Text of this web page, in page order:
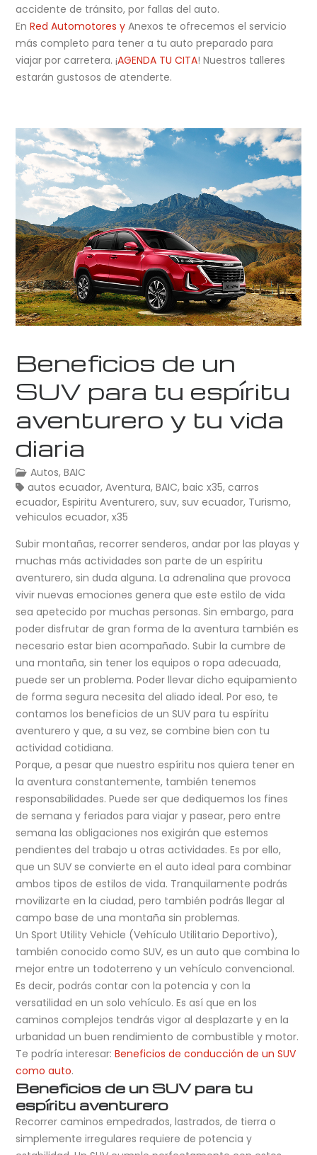
accidente de tránsito, por fallas del auto.
EnRed Automotores y Anexos te ofrecemos el servicio
más completo para tener a tu auto preparado para
viajar por carretera. ¡AGENDA TU CITA! Nuestros talleres
estarán gustosos de atenderte.
Beneficios de un
SUV para tu espíritu
aventurero y tu vida
diaria
Autos,BAIC
autos ecuador,Aventura,BAIC,baic x35,carros
ecuador,Espiritu Aventurero,suv,suv ecuador, Turismo,
vehiculos ecuador,x35
Subir montañas, recorrer senderos, andar por las playas y
muchas más actividades son parte de un espíritu
aventurero, sin duda alguna. La adrenalina que provoca
vivir nuevas emociones genera que este estilo de vida
sea apetecido por muchas personas. Sin embargo, para
poder disfrutar de gran forma de la aventura también es
necesario estar bien acompañado. Subir la cumbre de
una montaña, sin tener los equipos o ropa adecuada,
puede ser un problema. Poder llevar dicho equipamiento
de forma segura necesita del aliado ideal. Por eso, te
contamos los beneficios de un SUV para tu espíritu
aventurero y que, a su vez, se combine bien con tu
actividad cotidiana.
Porque, a pesar que nuestro espíritu nos quiera tener en
la aventura constantemente, también tenemos
responsabilidades. Puede ser que dediquemos los fines
de semana y feriados para viajar y pasear, pero entre
semana las obligaciones nos exigirán que estemos
pendientes del trabajo u otras actividades. Es por ello,
que un SUV se convierte en el auto ideal para combinar
ambos tipos de estilos de vida. Tranquilamente podrás
movilizarte en la ciudad, pero también podrás llegar al
campo base de una montaña sin problemas.
Un Sport Utility Vehicle (Vehículo Utilitario Deportivo),
también conocido como SUV, es un auto que combina lo
mejor entre un todoterreno y un vehículo convencional.
Es decir, podrás contar con la potencia y con la
versatilidad en un solo vehículo. Es así que en los
caminos complejos tendrás vigor al desplazarte y en la
urbanidad un buen rendimiento de combustible y motor.
Te podría interesar:Beneficios de conducción de un SUV
como auto.
Beneficios de un SUV para tu
espíritu aventurero
Recorrer caminos empedrados, lastrados, de tierra o
simplemente irregulares requiere de potencia y